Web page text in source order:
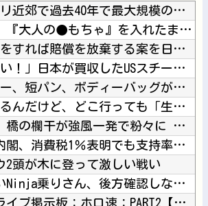
イタリア・ナポリ近郊で過去40年で最大規模の地震「M4.7」...
【画像】 女性、『大人の●もちゃ』を入れたままMRI検査を受...
韓国政府、謝罪をすれば賠償を放棄する案を日本側に提示するも拒...
海外「素晴らしい！」日本が買収したUSスチール驚異の大復活に...
おっさんパーカー、短パン、ボディーバッグがダサい！自分は女だ...
何度も転職してるんだけど、どこ行っても「生意気」と悪く言われ...
【悲報】 中国、橋の欄干が強風一発で粉々に 鉄筋ゼロ 当局「...
【悲報】 高市内閣、消費税1％表明でも支持率下落 →ついに６...
2頭が木に登って激しい戦い
【群馬】 デカいNinja乗りさん、後方確認しない軽四に当て...
【雑談】 ホロライブ掲示板：ホロ速：PART2【配信実況可】